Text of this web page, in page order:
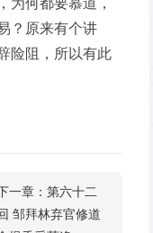
为何都要慕道，
？原来有个讲
险阻，所以有此
一章：第六十二
邹拜林弃官修道